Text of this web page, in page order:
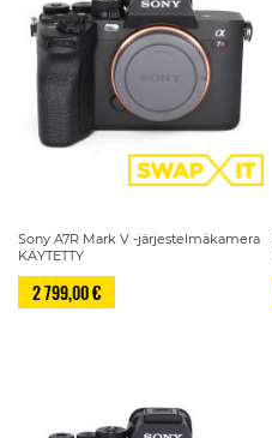
Sony A7R Mark V -järjestelmäkamera
KÄYTETTY
2 799,00 €